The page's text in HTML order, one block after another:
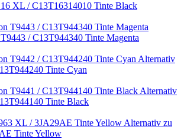
XL / C13T16314010 Tinte Black
/ C13T944340 Tinte Magenta
Alternativ
Tinte Cyan
Alternativ
Tinte Black
Alternativ zu
Tinte Yellow